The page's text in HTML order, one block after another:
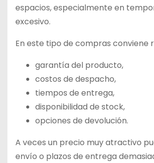
espacios, especialmente en
excesivo.
En este tipo de compras conviene
garantía del producto,
costos de despacho,
tiempos de entrega,
disponibilidad de stock,
opciones de devolución.
A veces un precio muy atractivo
envío o plazos de entrega